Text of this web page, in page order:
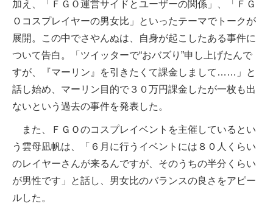
加え、「ＦＧＯ運営サイドとユーザーの関係」、「ＦＧ
Ｏコスプレイヤーの男女比」といったテーマでトークが
展開。この中でさやんぬは、自身が起こしたある事件に
ついて告白。「ツイッターで“おバズり”申し上げたんで
すが、『マーリン』を引きたくて課金しまして……」と
話し始め、マーリン目的で３０万円課金したが一枚も出
ないという過去の事件を発表した。
また、ＦＧＯのコスプレイベントを主催しているとい
う雲母凪帆は、「６月に行うイベントには８０人くらい
のレイヤーさんが来るんですが、そのうちの半分くらい
が男性です」と話し、男女比のバランスの良さをアピー
ルした。